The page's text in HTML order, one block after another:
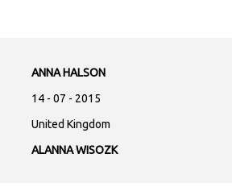
ANNA HALSON
14 - 07 - 2015
United Kingdom
ALANNA WISOZK